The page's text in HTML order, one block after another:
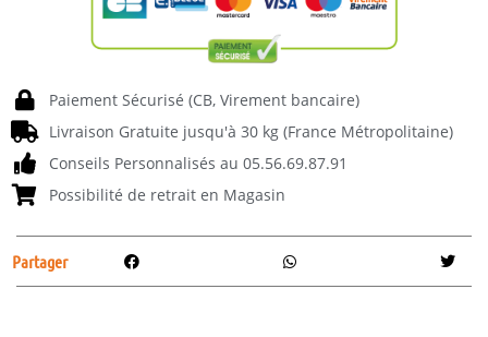
Paiement Sécurisé (CB, Virement bancaire)
Livraison Gratuite jusqu'à 30 kg (France Métropolitaine)
Conseils Personnalisés au 05.56.69.87.91
Possibilité de retrait en Magasin
Partager